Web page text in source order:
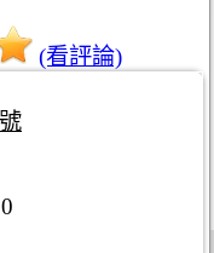
(看評論)